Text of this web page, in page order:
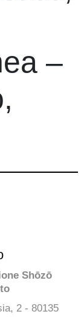
–
Shōzō
2 - 80135